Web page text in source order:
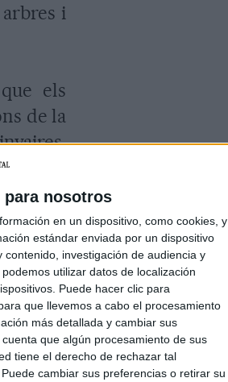
nosotros
en un dispositivo, como cookies, y
estándar enviada por un dispositivo
investigación de audiencia y
utilizar datos de localización
Puede hacer clic para
que llevemos a cabo el procesamiento
más detallada y cambiar sus
cuenta que algún procesamiento de sus
tiene el derecho de rechazar tal
cambiar sus preferencias o retirar su
i
els
de la
de les
i